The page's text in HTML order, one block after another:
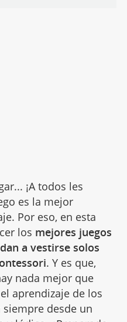
¡A todos les
es la mejor
Por eso, en esta
los mejores juegos
a vestirse solos
. Y es que,
nada mejor que
aprendizaje de los
desde un